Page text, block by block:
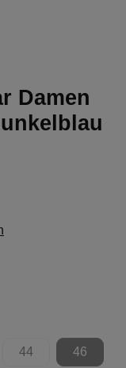
Damen
verfügbar.)nicht verfügbar.)
Option ist zurzeit nicht
44
(Diese Option ist
46
(Diese